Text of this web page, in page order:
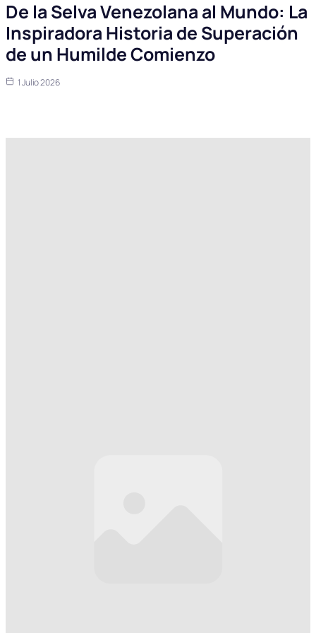
De la Selva Venezolana al Mundo: La
Inspiradora Historia de Superación
de un Humilde Comienzo
1 Julio 2026